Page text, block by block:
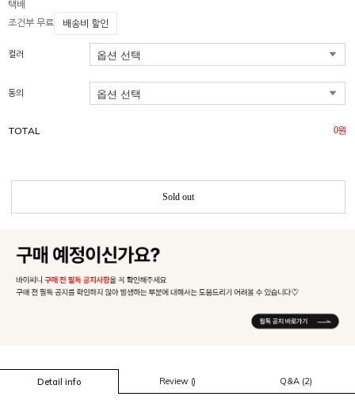
택배
조건부 무료
배송비 할인
컬러
동의
TOTAL 0원
Sold out
Detail info Review () Q&A (2)